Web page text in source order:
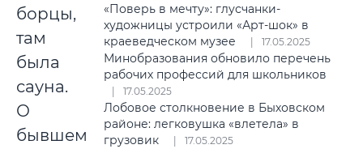
борцы,
там
была
сауна.
О
бывшем
«Поверь в мечту»: глусчанки-
художницы устроили «Арт-шок» в
краеведческом музее
17.05.2025
Минобразования обновило перечень
рабочих профессий для школьников
17.05.2025
Лобовое столкновение в Быховском
районе: легковушка «влетела» в
грузовик
17.05.2025